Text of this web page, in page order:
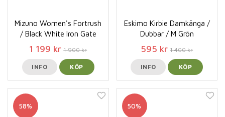
Mizuno Women's Fortrush
/ Black White Iron Gate
1 199 kr 1 900 kr
INFO KÖP
Eskimo Kirbie Damkänga /
Dubbar / M Grön
595 kr 1 400 kr
INFO KÖP
58% 50%